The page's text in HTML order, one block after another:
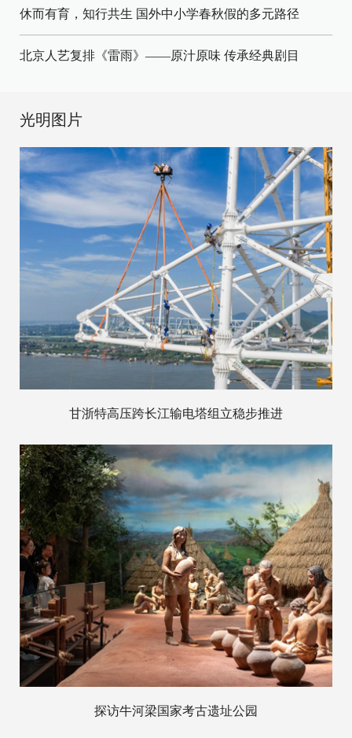
休而有育，知行共生 国外中小学春秋假的多元路径
北京人艺复排《雷雨》——原汁原味 传承经典剧目
光明图片
甘浙特高压跨长江输电塔组立稳步推进
探访牛河梁国家考古遗址公园